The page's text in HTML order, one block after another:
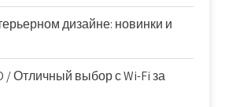
дизайне: новинки и
/ Отличный выбор с Wi-Fi за